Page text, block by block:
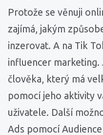
Protože se věnuji
zajímá, jakým
inzerovat. A na Tik
influencer
člověka, který má
pomocí jeho aktivity
uživatele. Další
Ads pomocí